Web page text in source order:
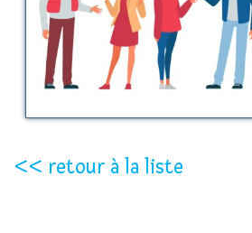
<< retour à la liste